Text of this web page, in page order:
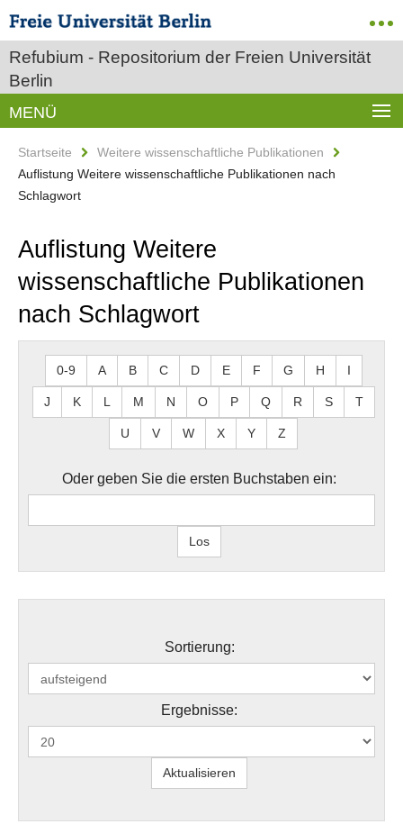
Refubium - Repositorium der Freien Universität
Berlin
MENÜ
Startseite
Weitere wissenschaftliche Publikationen
Auflistung Weitere wissenschaftliche Publikationen nach
Schlagwort
Auflistung Weitere
wissenschaftliche Publikationen
nach Schlagwort
0-9 A B C D E F G H I
J K L M N O P Q R S T
U V W X Y Z
Oder geben Sie die ersten Buchstaben ein:
Sortierung:
Ergebnisse: